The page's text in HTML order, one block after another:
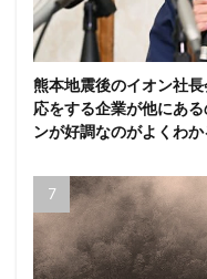
熊本地震後のイオン社
応をする企業が他にあ
ンが好調なのがよくわか